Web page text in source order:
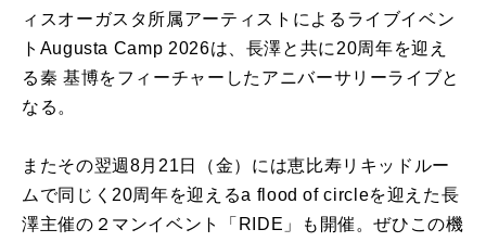
ィスオーガスタ所属アーティストによるライブイベン
トAugusta Camp 2026は、長澤と共に20周年を迎え
る秦 基博をフィーチャーしたアニバーサリーライブと
なる。
またその翌週8月21日（金）には恵比寿リキッドルー
ムで同じく20周年を迎えるa flood of circleを迎えた長
澤主催の２マンイベント「RIDE」も開催。ぜひこの機